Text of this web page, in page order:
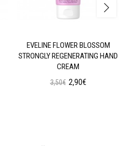
EVELINE FLOWER BLOSSOM
STRONGLY REGENERATING HAND
CREAM
3,50€ 2,90€